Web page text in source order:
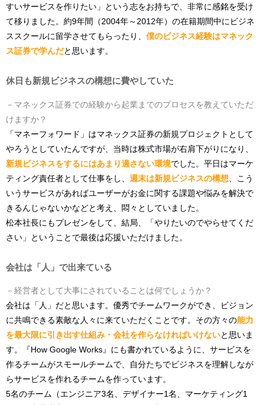
すいサービスを作りたい」という志をお持ちで、非常に感銘を受け
て移りました。約9年間（2004年～2012年）の在籍期間中にビジネ
ススクールに留学させてもらったり、 僕のビジネス経験はマネック
ス証券で学んだと思います。
休日も新規ビジネスの構想に費やしていた
－マネックス証券での経験から起業までのプロセスを教えていただ
けますか？
「マネーフォワード」はマネックス証券の新規プロジェクトとして
やろうとしていたんですが、当時は株式市場が右肩下がりになり、
新規ビジネスをするにはあまり適さない環境でした。平日はマーケ
ティング責任者として仕事をし、 週末は新規ビジネスの構想 、こう
いうサービスがあればユーザーがお金に関する課題や悩みを解決で
きるんじゃないかなどと考え、悶々としていました。
松本社長にもプレゼンをして、結局、「やりたいのでやらせてくだ
さい」ということで最後は応援いただけました。
会社は「人」で出来ている
－経営者として大事にされていることは何でしょうか？
会社は「人」だと思います。優秀でチームワークができ、ビジョン
に共鳴できる素敵な人々に来ていただくことです。その方々の能力
を最大限に引き出す仕組み・会社を作らなければいけないと思いま
す。『How Google Works』にも書かれているように、サービスを
作るチームがスモールチームで、自分たちでビジネスを理解しなが
らサービスを作れるチームを作っています。
5名のチーム（エンジニア3名、デザイナー1名、マーケティング1